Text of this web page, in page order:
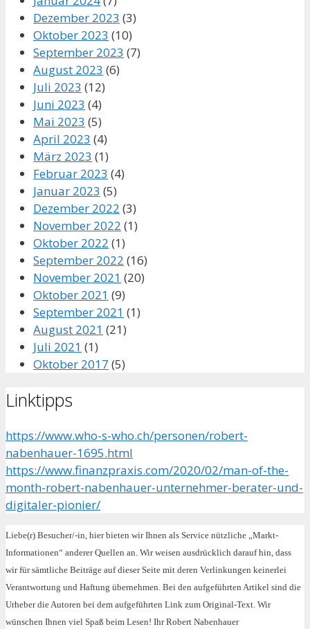
Dezember 2023 (3)
Oktober 2023 (10)
September 2023 (7)
August 2023 (6)
Juli 2023 (12)
Juni 2023 (4)
Mai 2023 (5)
April 2023 (4)
März 2023 (1)
Februar 2023 (4)
Januar 2023 (5)
Dezember 2022 (3)
November 2022 (1)
Oktober 2022 (1)
September 2022 (16)
November 2021 (20)
Oktober 2021 (9)
September 2021 (1)
August 2021 (21)
Juli 2021 (1)
Oktober 2017 (5)
Linktipps
https://www.who-s-who.ch/personen/robert-
nabenhauer-1695.html
https://www.finanzpraxis.com/2020/02/man-of-the-
month-robert-nabenhauer-unternehmer-berater-und-
digitaler-pionier/
Liebe(r) Besucher/-in, hier bieten wir Ihnen als Service nützliche „Markt-
Informationen“ anderer Quellen an. Wir weisen ausdrücklich darauf hin, dass
wir für sämtliche Beiträge auf dieser Seite mit deren Verlinkungen keinerlei
Verantwortung und Haftung übernehmen. Bei den aufgeführten Artikel sind die
Urheber die Autoren bei dem aufgeführten Link zum Original-Text. Wir
wünschen Ihnen viel Spaß beim Lesen! Ihr Robert Nabenhauer